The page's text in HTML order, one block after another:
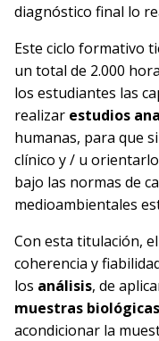
diagnóstico final lo
Este ciclo formativo
un total de 2.000
los estudiantes las
realizar estudios
humanas, para que
clínico y / u
bajo las normas de
medioambientales
Con esta titulación,
coherencia y
los análisis, de
muestras biológicas
acondicionar la